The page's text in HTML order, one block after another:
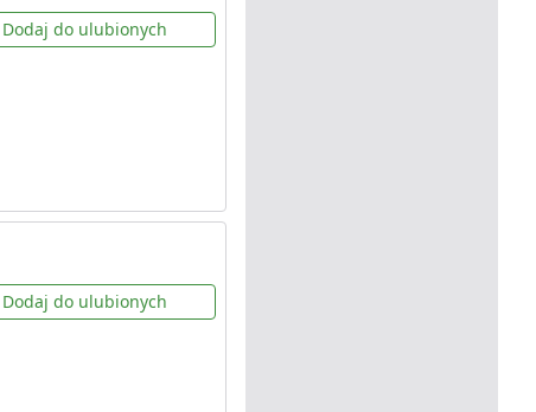
Dodaj do ulubionych
Dodaj do ulubionych